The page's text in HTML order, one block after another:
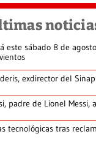
este sábado 8 de
exdirector del
padre de Lionel Messi,
tecnológicas tras